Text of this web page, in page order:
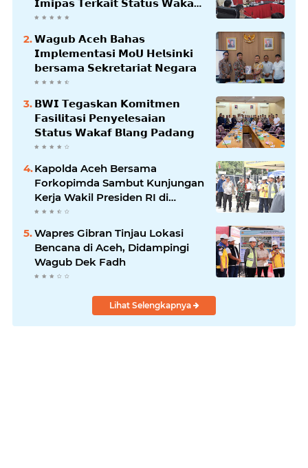
𝗜𝗺𝗶𝗽𝗮𝘀 𝗧𝗲𝗿𝗸𝗮𝗶𝘁 𝗦𝘁𝗮𝘁𝘂𝘀 𝗪𝗮𝗸𝗮𝗳
𝗕𝗹𝗮𝗻𝗴𝗽𝗮𝗱𝗮𝗻𝗴
𝗪𝗮𝗴𝘂𝗯 𝗔𝗰𝗲𝗵 𝗕𝗮𝗵𝗮𝘀
𝗜𝗺𝗽𝗹𝗲𝗺𝗲𝗻𝘁𝗮𝘀𝗶 𝗠𝗼𝗨 𝗛𝗲𝗹𝘀𝗶𝗻𝗸𝗶
𝗯𝗲𝗿𝘀𝗮𝗺𝗮 𝗦𝗲𝗸𝗿𝗲𝘁𝗮𝗿𝗶𝗮𝘁 𝗡𝗲𝗴𝗮𝗿𝗮
𝗕𝗪𝗜 𝗧𝗲𝗴𝗮𝘀𝗸𝗮𝗻 𝗞𝗼𝗺𝗶𝘁𝗺𝗲𝗻
𝗙𝗮𝘀𝗶𝗹𝗶𝘁𝗮𝘀𝗶 𝗣𝗲𝗻𝘆𝗲𝗹𝗲𝘀𝗮𝗶𝗮𝗻
𝗦𝘁𝗮𝘁𝘂𝘀 𝗪𝗮𝗸𝗮𝗳 𝗕𝗹𝗮𝗻𝗴 𝗣𝗮𝗱𝗮𝗻𝗴
Kapolda Aceh Bersama
Forkopimda Sambut Kunjungan
Kerja Wakil Presiden RI di
Kabupaten Bireuen
Wapres Gibran Tinjau Lokasi
Bencana di Aceh, Didampingi
Wagub Dek Fadh
Lihat Selengkapnya